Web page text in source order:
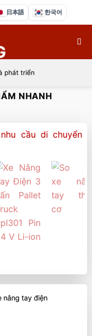
日本語 한국어
phát triển
NHANH
nâng tay điện